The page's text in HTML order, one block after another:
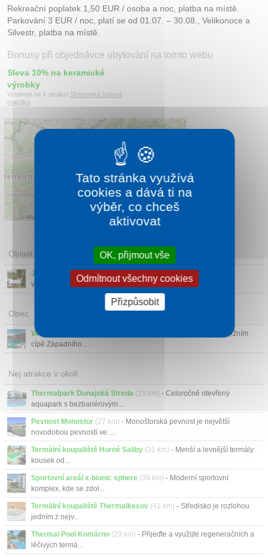
Rekreační poplatek 1,50 EUR / osoba a noc, platba na místě.
Parkování 3 EUR / noc, platí se od 01.07. – 30.08., Velikonoce a
Silvestr, platba na místě.
Bonusy při objednávce ubytování na tomto webu
Sleva 10% na keramické
výrobky
Vztahuje se k atrakci Slovenská ľudová
majolika
OpenStreetMap contributors
Oblast
Jižní Slovensko - Jižní Slovensko je nejteplejší oblastí našeho
východního souse...
Obec
Veľký Meder
- Město Velký Meder dříve Čalovo se nachází v jižním
cípě Západního ...
Nej atrakce v okolí
Thermalpark Dunajská Streda (19 km) - Celoročně otevřený
aquapark s bezbariérovým...
Pevnost Monostor (27 km) - Monoštorská pevnost je největší
novodobou pevností ve ...
Termální koupaliště Horné Saliby (31 km) - Menší a levnější termály
kousek od...
Sportovní areál x-bionic sphere (39 km) - Moderní sportovní
komplex, kde se zdol...
Termální koupaliště Thermalkesov (41 km) - Středisko je rozlohou
jedním z nejv...
Thermal Pool Komárno (29 km) - Přijeďte a využijte regeneračních a
léčivých termá...
Tato stránka využívá
cookies a dává ti na
výběr, co chceš
aktivovat
OK, přijmout vše
Odmítnout všechny cookies
Přizpůsobit